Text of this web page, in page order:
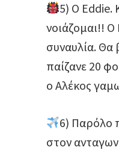
5) O Eddie.
νοιάζομαι!!
συναυλία. Θα
παίζανε 20
ο Αλέκος
6) Παρόλο
στον